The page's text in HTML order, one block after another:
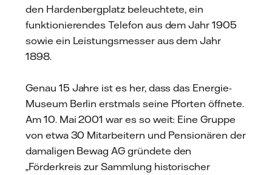
den Hardenbergplatz beleuchtete, ein
funktionierendes Telefon aus dem Jahr 1905
sowie ein Leistungsmesser aus dem Jahr
1898.
Genau 15 Jahre ist es her, dass das Energie-
Museum Berlin erstmals seine Pforten öffnete.
Am 10. Mai 2001 war es so weit: Eine Gruppe
von etwa 30 Mitarbeitern und Pensionären der
damaligen Bewag AG gründete den
„Förderkreis zur Sammlung historischer